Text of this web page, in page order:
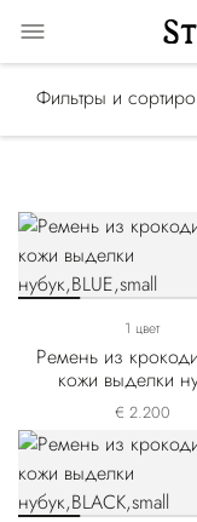
Фильтры и
1 цвет
Ремень из
кожи выделки
€ 2.200